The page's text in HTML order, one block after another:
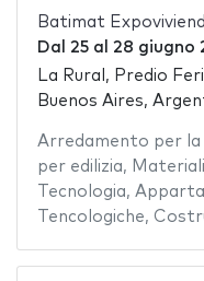
Batimat
Dal 25al 28 giugno
La Rural, Predio
Buenos Aires,
Arredamento per la
per edilizia, Materiali
Tecnologia,
Tencologiche,